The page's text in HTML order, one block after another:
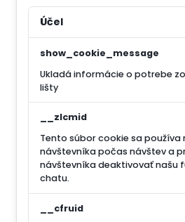
Účel
show_cookie_message
Ukladá informácie o potrebe
lišty
__zlcmid
Tento súbor cookie sa používa
návštevníka počas návštev a
návštevníka deaktivovať našu
chatu.
__cfruid